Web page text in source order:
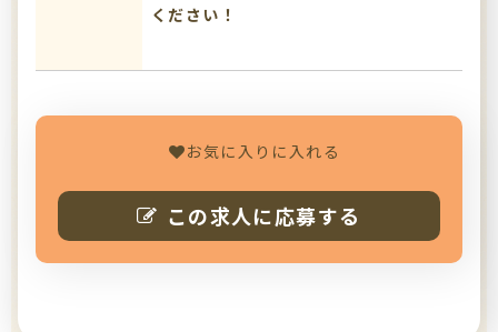
ください！
お気に入りに入れる
この求人に応募する